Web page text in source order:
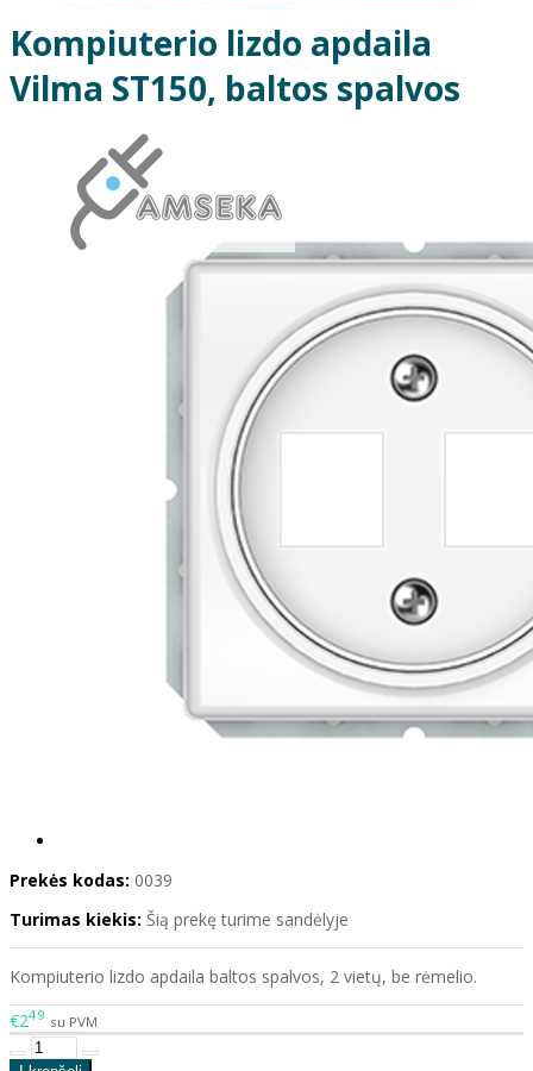
Kompiuterio lizdo apdaila
Vilma ST150, baltos spalvos
Prekės kodas: 0039
Turimas kiekis: Šią prekę turime sandėlyje
Kompiuterio lizdo apdaila baltos spalvos, 2 vietų, be rėmelio.
€249 su PVM